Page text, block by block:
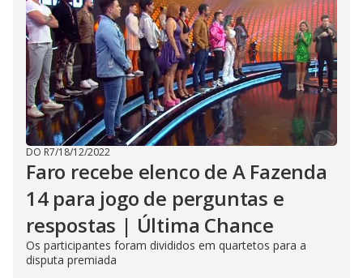
DO R7/18/12/2022
Faro recebe elenco de A Fazenda
14 para jogo de perguntas e
respostas | Última Chance
Os participantes foram divididos em quartetos para a
disputa premiada